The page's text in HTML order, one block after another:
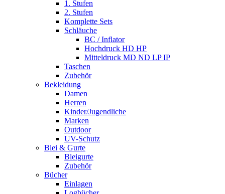
1. Stufen
2. Stufen
Komplette Sets
Schläuche
BC / Inflator
Hochdruck HD HP
Mitteldruck MD ND LP IP
Taschen
Zubehör
Bekleidung
Damen
Herren
Kinder/Jugendliche
Marken
Outdoor
UV-Schutz
Blei & Gurte
Bleigurte
Zubehör
Bücher
Einlagen